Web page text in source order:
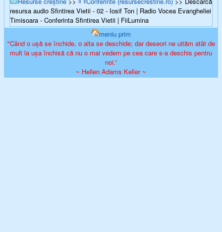
resursa audio Sfintirea Vietii - 02 - Iosif Ton | Radio Vocea Evangheliei
Timisoara - Conferinta Sfintirea Vietii | FiiLumina
meniu prim
"Când o ușă se închide, o alta se deschide; dar deseori ne uităm atât de
mult la ușa închisă că nu o mai vedem pe cea care s-a deschis pentru
noi.”
~ Hellen Adams Keller ~